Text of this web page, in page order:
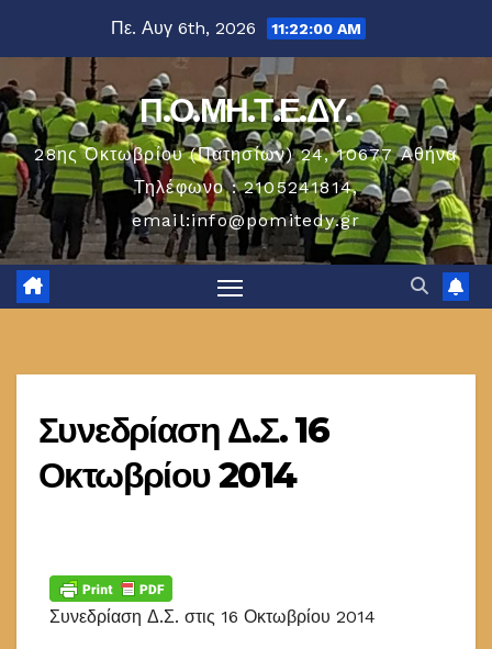
περιεχόμενο
Πε. Αυγ 6th, 2026 11:22:01 AM
Π.Ο.ΜΗ.Τ.Ε.ΔΥ.
28ης Οκτωβρίου (Πατησίων) 24, 10677 Aθήνα
Τηλέφωνο : 2105241814,
email:info@pomitedy.gr
Συνεδρίαση Δ.Σ. 16
Οκτωβρίου 2014
Συνεδρίαση Δ.Σ. στις 16 Οκτωβρίου 2014